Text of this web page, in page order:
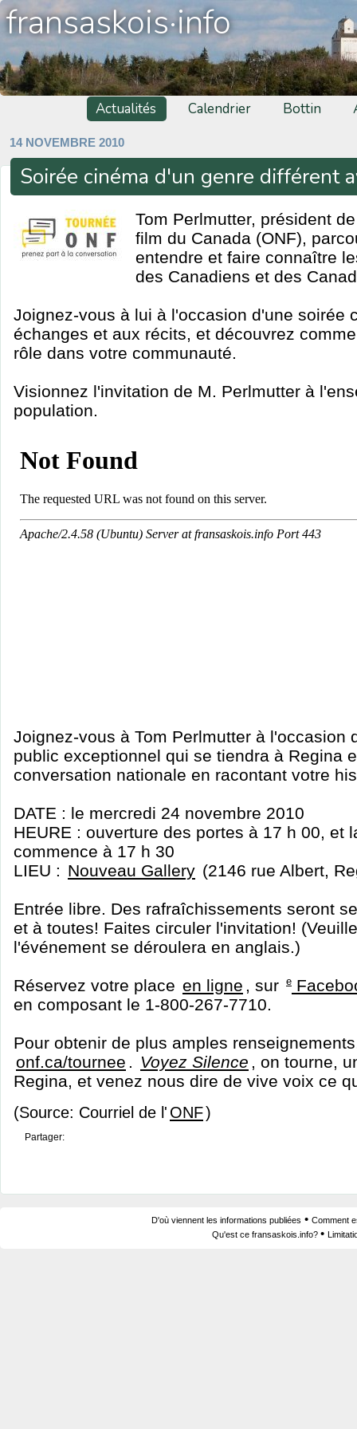
fransaskois·info
Actualités Calendrier Bottin
14 NOVEMBRE 2010
Soirée cinéma d'un genre différent
Tom Perlmutter, président
film du Canada (ONF),
entendre et faire connaître
des Canadiens et des
Joignez-vous à lui à l'occasion d'une soirée
échanges et aux récits, et découvrez
rôle dans votre communauté.
Visionnez l'invitation de M. Perlmutter à
population.
Joignez-vous à Tom Perlmutter à l'occasion
public exceptionnel qui se tiendra à Regina
conversation nationale en racontant votre
DATE : le mercredi 24 novembre 2010
HEURE : ouverture des portes à 17 h 00, et
commence à 17 h 30
LIEU : Nouveau Gallery (2146 rue Albert,
Entrée libre. Des rafraîchissements seront
et à toutes! Faites circuler l'invitation!
l'événement se déroulera en anglais.)
Réservez votre place en ligne , sur e
en composant le 1-800-267-7710.
Pour obtenir de plus amples
onf.ca/tournee . Voyez Silence , on tourne,
Regina, et venez nous dire de vive voix ce
(Source: Courriel de l' ONF)
Partager:
D'où viennent les informations publiées • Comment
Qu'est ce fransaskois.info? •